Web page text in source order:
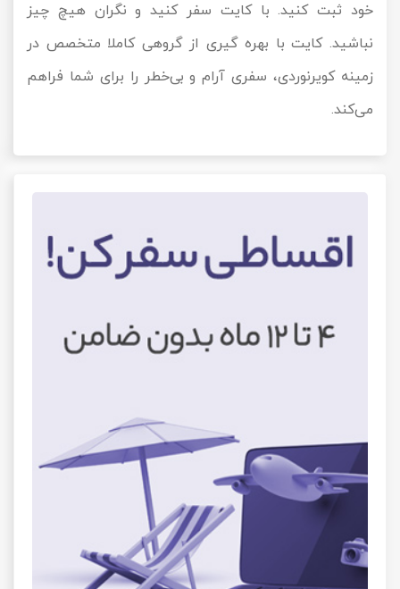
خود ثبت کنید. با کایت سفر کنید و نگران هیچ چیز
نباشید. کایت با بهره گیری از گروهی کاملا متخصص در
زمینه کویرنوردی، سفری آرام و بی‌خطر را برای شما فراهم
می‌کند.